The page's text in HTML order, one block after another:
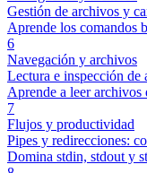
Gestión de archivos y
Aprende los comandos
6
Navegación y archivos
Lectura e inspección de
Aprende a leer
7
Flujos y productividad
Pipes y redirecciones:
Domina stdin, stdout y